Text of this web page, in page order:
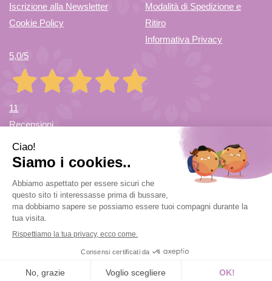
Iscrizione alla Newsletter
Cookie Policy
Modalità di Spedizione e
Ritiro
Informativa Privacy
5,0/5
11
Recensioni
Farmacia di Cuvio Sas- via Vittorio Veneto 12/a 21030 Cuvio
(VA)
info@farmaciadicuvio.it (per info ordini) -
farmaciadicuvio@gmail.com (per info farmacia)
0332.624208| P.Iva: 03656220120 | Numero R.E.A.: VA369153
Powered by Prenofa Web Design Fulcri srl